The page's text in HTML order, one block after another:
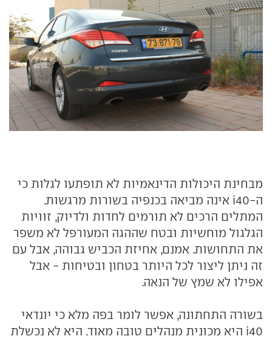
מבחינת היכולות הדינאמיות לא תופתעו לגלות כי
ה-i40 אינה מביאה בכנפיה בשורות מרגשות.
המתלים הרכים לא תורמים לחדות ולדיוק, זוויות
הגלגול מוחשיות ובטח שההגה המעורפל לא משפר
את התחושות. אמנם, אחיזת הכביש גבוהה, אבל עם
זה ניתן ליצור לכל היותר בטחון ובטיחות - אבל
אפילו לא שמץ של הנאה.
בשורה התחתונה, אפשר לומר בפה מלא כי יונדאי
i40 היא מכונית מנהלים טובה מאוד. היא לא נכשלת